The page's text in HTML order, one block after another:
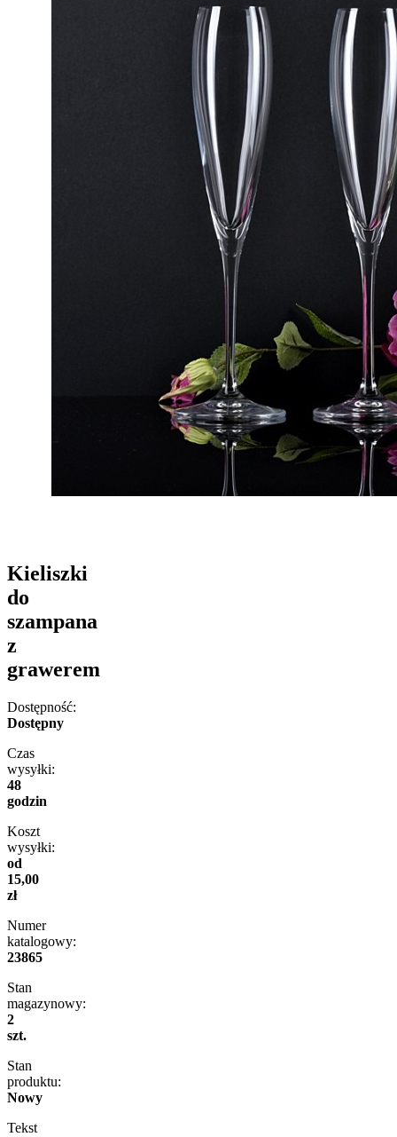
Kieliszki
do
szampana
z
grawerem
Dostępność:
Dostępny
Czas
wysyłki:
48
godzin
Koszt
wysyłki:
od
15,00
zł
Numer
katalogowy:
23865
Stan
magazynowy:
2
szt.
Stan
produktu:
Nowy
Tekst